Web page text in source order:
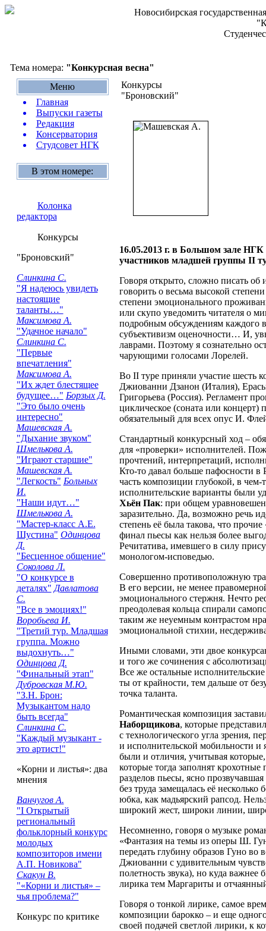
Новосибирская
Тема номера: "Конкурсная весна"
Меню
Главная
Выпуски газеты
Редакция
Консерватория
Студсовет НГК
В этом номере:
Колонка
редактора
Конкурсы
"Броновский"
Слинкина С.
"Я надеюсь увидеть
настоящие
таланты…"
Максимова А.
"Удачное начало"
Слинкина С.
"Первые
впечатления"
Максимова А.
"Их ждет блестящее
будущее…" Борзых Д.
"Это было очень
интересно"
Машевская А.
"Дыхание звуком"
Шмелькова А.
"Играют старшие"
Машевская А.
"Легкость" Больных
И.
"Наши идут…"
Шмелькова А.
"Мастер-класс А.Е.
Шустина" Одинцова
Д.
"Бесценное общение"
Соколова Л.
"О конкурсе в
деталях" Давлатова
С.
"Все в эмоциях!"
Воробьева И.
"Третий тур. Младшая
группа. Можно
выдохнуть…"
Одинцова Д.
"Финальный этап"
Дубровская М.Ю.
"З.Н. Брон:
Музыкантом надо
быть всегда"
Слинкина С.
"Каждый музыкант -
это артист!"
«Корни и листья»: два
мнения
Ванчугов А.
"I Открытый
региональный
фольклорный конкурс
молодых
композиторов имени
А.П. Новикова"
Скакун В.
"«Корни и листья» –
чья проблема?"
Конкурс по критике
Конкурсы
"Броновский"
16.05.2013 г. в Большом зале
участников младшей группы II
Говоря открыто, сложно писать об
говорить о весьма высокой
степени эмоционального
или скупо уведомить читателя о
подробным обсуждениям каждого
субъективизм оценочности… И,
лаврами. Поэтому я сознательно
чарующими голосами Лорелей.
Во II туре приняли участие шесть
Джиованни Дзанон (Италия),
Григорьева (Россия). Регламент
циклическое (соната или концерт)
обязательный для всех опус И.
Стандартный конкурсный ход –
для «проверки» исполнителей.
прочтений, интерпретаций,
Кто-то давал больше пафосности в
часть композиции глубокой, в
исполнительские варианты были
Хьён Пак: при общем
заразительно. Да, возможно речь
степень её была такова, что
финал пьесы как нельзя более
Речитатива, имевшего в силу
монологом-исповедью.
Совершенно противоположную
В его версии, не менее
эмоционального стержня. Нечто
преодолевая кольца спирали
таким же неуемным контрастом
эмоциональной стихии,
Иными словами, эти двое
и того же сочинения с
Все же остальные
ты от крайности, тем дальше от
точка таланта.
Романтическая композиция
Наборщикова, которые
с технологического угла зрения,
и исполнительской мобильности и
были и отличия, учитывая
которые тогда заполнят
разделов пьесы, ясно
без труда замещалась её
юбка, как мадьярский рапсод.
широкий жест, широки линии,
Несомненно, говоря о музыке
«Фантазия на темы из оперы Ш.
передать глубину образов Гуно во
Джиованни с удивительным
полетность звука), но куда
лирика тем Маргариты и
Говоря о тонкой лирике, самое
композиции барокко – и еще
своей подачей светлой лирики, к